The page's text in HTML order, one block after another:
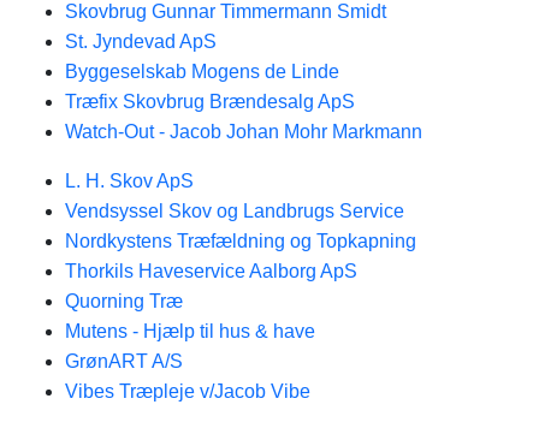
Skovbrug Gunnar Timmermann Smidt
St. Jyndevad ApS
Byggeselskab Mogens de Linde
Træfix Skovbrug Brændesalg ApS
Watch-Out - Jacob Johan Mohr Markmann
L. H. Skov ApS
Vendsyssel Skov og Landbrugs Service
Nordkystens Træfældning og Topkapning
Thorkils Haveservice Aalborg ApS
Quorning Træ
Mutens - Hjælp til hus & have
GrønART A/S
Vibes Træpleje v/Jacob Vibe